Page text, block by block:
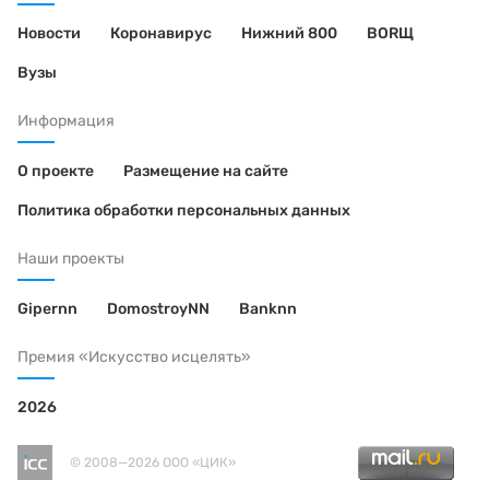
Новости Коронавирус Нижний 800 BORЩ
Вузы
Информация
О проекте Размещение на сайте
Политика обработки персональных данных
Наши проекты
Gipernn DomostroyNN Banknn
Премия «Искусство исцелять»
2026
© 2008—2026 ООО «ЦИК»